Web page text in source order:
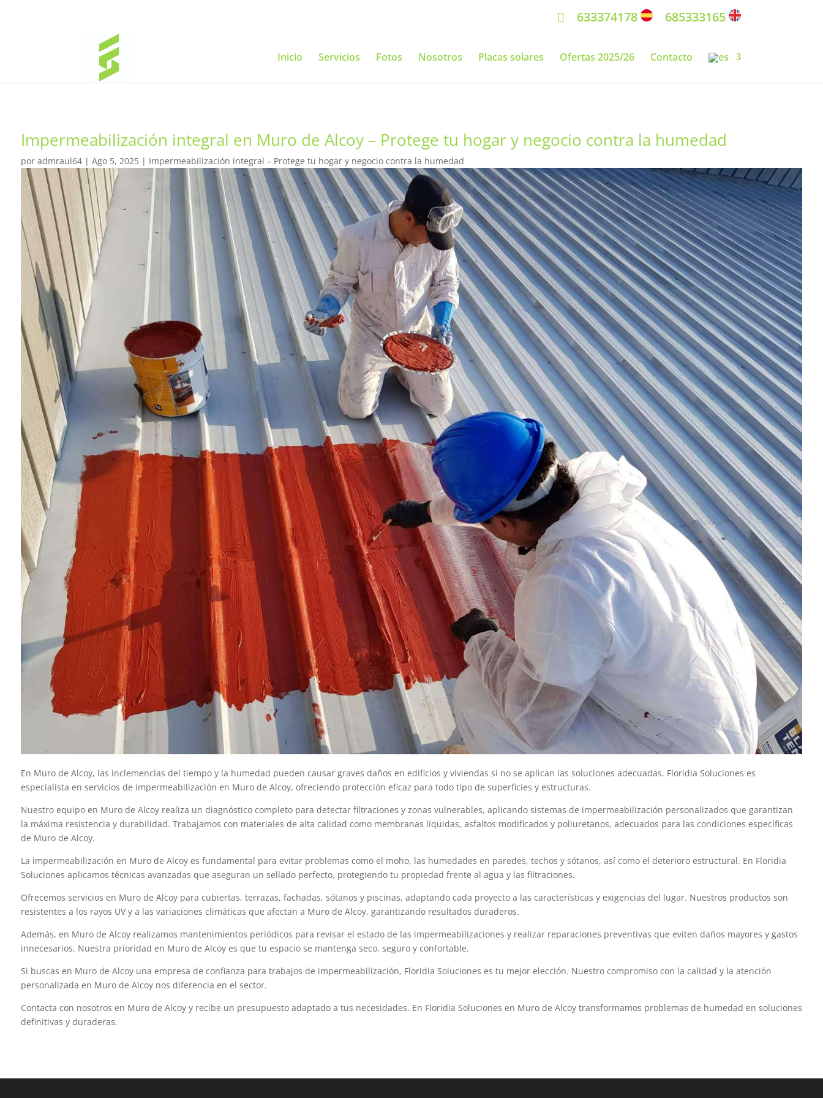
633374178 685333165
Inicio Servicios Fotos Nosotros Placas solares Ofertas 2025/26 Contacto
Impermeabilización integral en Muro de Alcoy – Protege tu hogar y negocio contra la humedad
por admraul64| Ago 5, 2025| Impermeabilización integral – Protege tu hogar y negocio contra la humedad
En Muro de Alcoy, las inclemencias del tiempo y la humedad pueden causar graves daños en edificios y viviendas si no se aplican las soluciones adecuadas. Floridia Soluciones es
especialista en servicios de impermeabilización en Muro de Alcoy, ofreciendo protección eficaz para todo tipo de superficies y estructuras.
Nuestro equipo en Muro de Alcoy realiza un diagnóstico completo para detectar filtraciones y zonas vulnerables, aplicando sistemas de impermeabilización personalizados que garantizan
la máxima resistencia y durabilidad. Trabajamos con materiales de alta calidad como membranas líquidas, asfaltos modificados y poliuretanos, adecuados para las condiciones específicas
de Muro de Alcoy.
La impermeabilización en Muro de Alcoy es fundamental para evitar problemas como el moho, las humedades en paredes, techos y sótanos, así como el deterioro estructural. En Floridia
Soluciones aplicamos técnicas avanzadas que aseguran un sellado perfecto, protegiendo tu propiedad frente al agua y las filtraciones.
Ofrecemos servicios en Muro de Alcoy para cubiertas, terrazas, fachadas, sótanos y piscinas, adaptando cada proyecto a las características y exigencias del lugar. Nuestros productos son
resistentes a los rayos UV y a las variaciones climáticas que afectan a Muro de Alcoy, garantizando resultados duraderos.
Además, en Muro de Alcoy realizamos mantenimientos periódicos para revisar el estado de las impermeabilizaciones y realizar reparaciones preventivas que eviten daños mayores y gastos
innecesarios. Nuestra prioridad en Muro de Alcoy es que tu espacio se mantenga seco, seguro y confortable.
Si buscas en Muro de Alcoy una empresa de confianza para trabajos de impermeabilización, Floridia Soluciones es tu mejor elección. Nuestro compromiso con la calidad y la atención
personalizada en Muro de Alcoy nos diferencia en el sector.
Contacta con nosotros en Muro de Alcoy y recibe un presupuesto adaptado a tus necesidades. En Floridia Soluciones en Muro de Alcoy transformamos problemas de humedad en soluciones
definitivas y duraderas.